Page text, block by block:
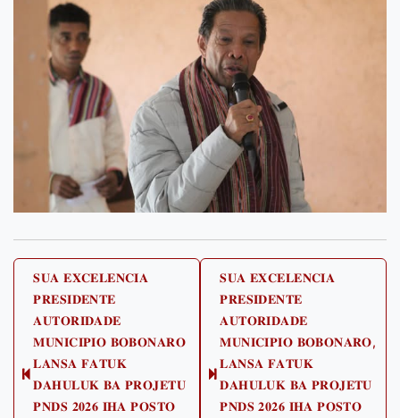
Post
navigation
Previous
post:
𝐒𝐔𝐀 𝐄𝐗𝐂𝐄𝐋𝐄𝐍𝐂𝐈𝐀
𝐏𝐑𝐄𝐒𝐈𝐃𝐄𝐍𝐓𝐄
𝐀𝐔𝐓𝐎𝐑𝐈𝐃𝐀𝐃𝐄
𝐌𝐔𝐍𝐈𝐂𝐈𝐏𝐈𝐎 𝐁𝐎𝐁𝐎𝐍𝐀𝐑𝐎
𝐋𝐀𝐍𝐒𝐀 𝐅𝐀𝐓𝐔𝐊
𝐃𝐀𝐇𝐔𝐋𝐔𝐊 𝐁𝐀 𝐏𝐑𝐎𝐉𝐄𝐓𝐔
𝐏𝐍𝐃𝐒 𝟐𝟎𝟐𝟔 𝐈𝐇𝐀 𝐏𝐎𝐒𝐓𝐎
Next
post:
𝐒𝐔𝐀 𝐄𝐗𝐂𝐄𝐋𝐄𝐍𝐂𝐈𝐀
𝐏𝐑𝐄𝐒𝐈𝐃𝐄𝐍𝐓𝐄
𝐀𝐔𝐓𝐎𝐑𝐈𝐃𝐀𝐃𝐄
𝐌𝐔𝐍𝐈𝐂𝐈𝐏𝐈𝐎 𝐁𝐎𝐁𝐎𝐍𝐀𝐑𝐎,
𝐋𝐀𝐍𝐒𝐀 𝐅𝐀𝐓𝐔𝐊
𝐃𝐀𝐇𝐔𝐋𝐔𝐊 𝐁𝐀 𝐏𝐑𝐎𝐉𝐄𝐓𝐔
𝐏𝐍𝐃𝐒 𝟐𝟎𝟐𝟔 𝐈𝐇𝐀 𝐏𝐎𝐒𝐓𝐎